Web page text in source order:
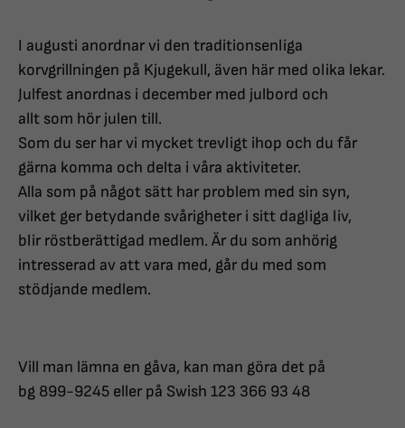
I augusti anordnar vi den traditionsenliga
korvgrillningen på Kjugekull, även här med olika lekar.
Julfest anordnas i december med julbord och
allt som hör julen till.
Som du ser har vi mycket trevligt ihop och du får
gärna komma och delta i våra aktiviteter.
Alla som på något sätt har problem med sin syn,
vilket ger betydande svårigheter i sitt dagliga liv,
blir röstberättigad medlem. Är du som anhörig
intresserad av att vara med, går du med som
stödjande medlem.
Vill man lämna en gåva, kan man göra det på
bg 899-9245 eller på Swish 123 366 93 48